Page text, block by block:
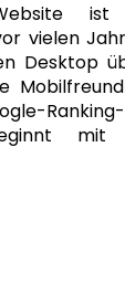
ist
vielen
Desktop
Ranking-
mit